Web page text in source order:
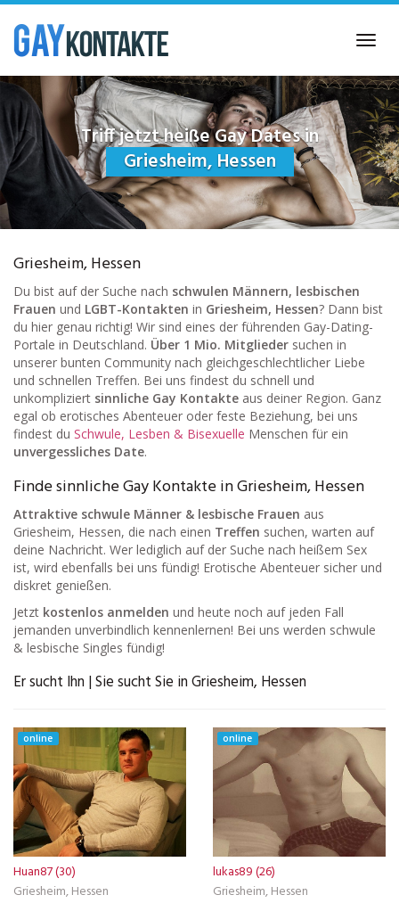
Skip
main
content
Triff jetzt heiße Gay Dates in
Griesheim, Hessen
Griesheim, Hessen
Du bist auf der Suche nach schwulen Männern, lesbischen
Frauen und LGBT-Kontakten in Griesheim, Hessen? Dann bist
du hier genau richtig! Wir sind eines der führenden Gay-Dating-
Portale in Deutschland. Über 1 Mio. Mitglieder suchen in
unserer bunten Community nach gleichgeschlechtlicher Liebe
und schnellen Treffen. Bei uns findest du schnell und
unkompliziert sinnliche Gay Kontakte aus deiner Region. Ganz
egal ob erotisches Abenteuer oder feste Beziehung, bei uns
findest du Schwule, Lesben & Bisexuelle Menschen für ein
unvergessliches Date.
Finde sinnliche Gay Kontakte in Griesheim, Hessen
Attraktive schwule Männer & lesbische Frauen aus
Griesheim, Hessen, die nach einen Treffen suchen, warten auf
deine Nachricht. Wer lediglich auf der Suche nach heißem Sex
ist, wird ebenfalls bei uns fündig! Erotische Abenteuer sicher und
diskret genießen.
Jetzt kostenlos anmelden und heute noch auf jeden Fall
jemanden unverbindlich kennenlernen! Bei uns werden schwule
& lesbische Singles fündig!
Er sucht Ihn | Sie sucht Sie in Griesheim, Hessen
online
Huan87 (30)
Griesheim, Hessen
online
lukas89 (26)
Griesheim, Hessen